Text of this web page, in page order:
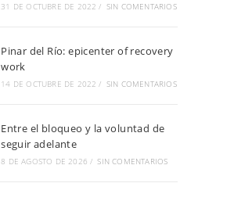
31 DE OCTUBRE DE 2022 / SIN COMENTARIOS
Pinar del Río: epicenter of recovery
work
14 DE OCTUBRE DE 2022 / SIN COMENTARIOS
Entre el bloqueo y la voluntad de
seguir adelante
8 DE AGOSTO DE 2026 / SIN COMENTARIOS